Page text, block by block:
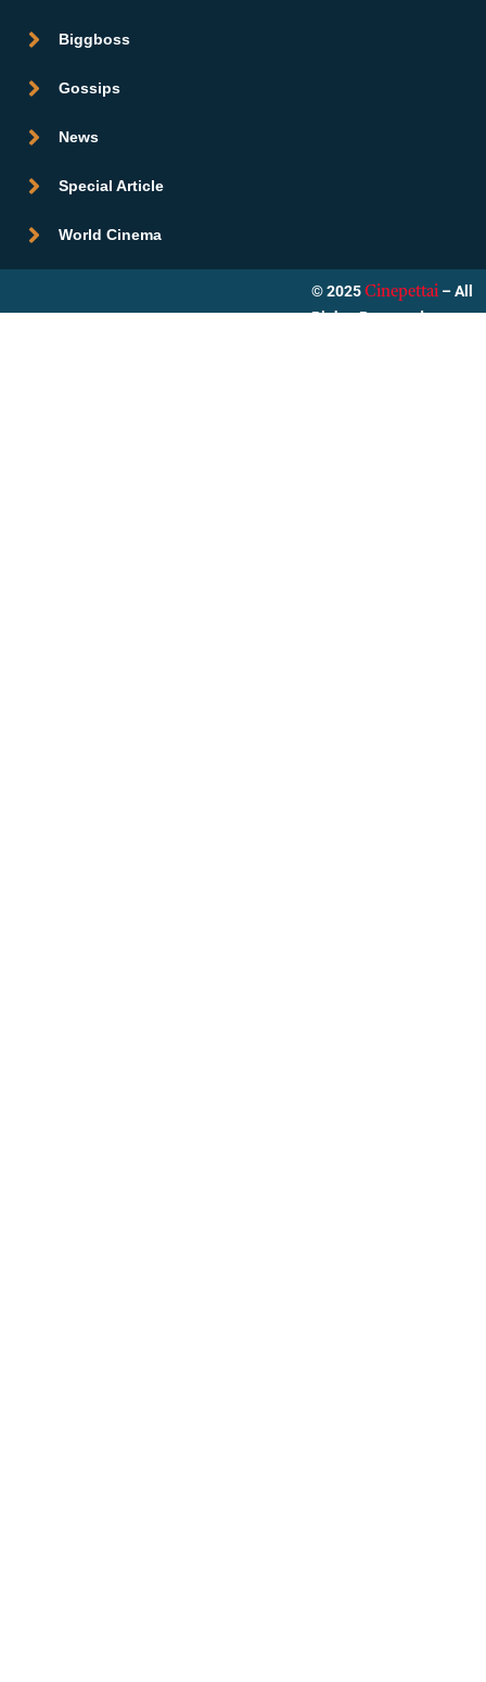
Biggboss
Gossips
News
Special Article
World Cinema
© 2025 Cinepettai – All
Rights Reserved